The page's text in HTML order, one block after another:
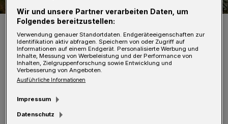
Die Ronsdorfer Talsperre.
Foto: Achim Otto
„Ich bin beeindruckt von der Geschwindigkeit,
mit der wir nicht nur finanzielle Mittel,
Wir und unsere Partner verarbeiten Daten, um
Folgendes bereitzustellen:
Verwendung genauer Standortdaten. Endgeräteeigenschaften zur
Identifikation aktiv abfragen. Speichern von oder Zugriff auf
Informationen auf einem Endgerät. Personalisierte Werbung und
Inhalte, Messung von Werbeleistung und der Performance von
Inhalten, Zielgruppenforschung sowie Entwicklung und
Verbesserung von Angeboten.
Ausführliche Informationen
Impressum
Datenschutz